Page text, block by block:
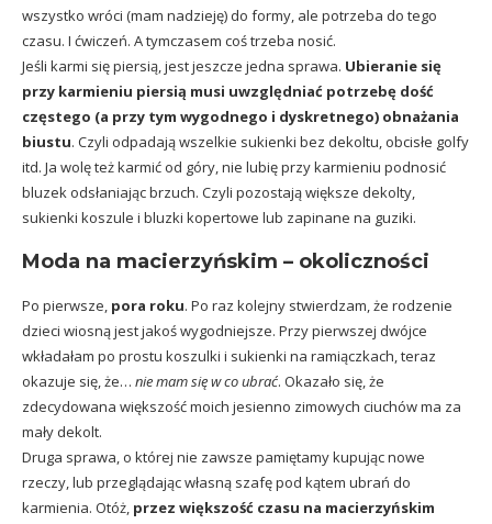
wszystko wróci (mam nadzieję) do formy, ale potrzeba do tego
czasu. I ćwiczeń. A tymczasem coś trzeba nosić.
Jeśli karmi się piersią, jest jeszcze jedna sprawa. Ubieranie się
przy karmieniu piersią musi uwzględniać potrzebę dość
częstego (a przy tym wygodnego i dyskretnego) obnażania
biustu. Czyli odpadają wszelkie sukienki bez dekoltu, obcisłe golfy
itd. Ja wolę też karmić od góry, nie lubię przy karmieniu podnosić
bluzek odsłaniając brzuch. Czyli pozostają większe dekolty,
sukienki koszule i bluzki kopertowe lub zapinane na guziki.
Moda na macierzyńskim – okoliczności
Po pierwsze, pora roku. Po raz kolejny stwierdzam, że rodzenie
dzieci wiosną jest jakoś wygodniejsze. Przy pierwszej dwójce
wkładałam po prostu koszulki i sukienki na ramiączkach, teraz
okazuje się, że… nie mam się w co ubrać. Okazało się, że
zdecydowana większość moich jesienno zimowych ciuchów ma za
mały dekolt.
Druga sprawa, o której nie zawsze pamiętamy kupując nowe
rzeczy, lub przeglądając własną szafę pod kątem ubrań do
karmienia. Otóż, przez większość czasu na macierzyńskim